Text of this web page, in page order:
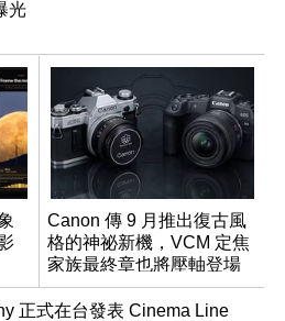
光
Canon 傳 9 月推出復古風
格的神祕新機，VCM 定焦
家族最終章也將壓軸登場
正式在台發表 Cinema Line